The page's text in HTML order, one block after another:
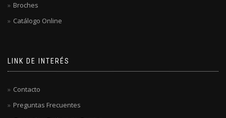
Broches
Catálogo Online
LINK DE INTERÉS
Contacto
Preguntas Frecuentes